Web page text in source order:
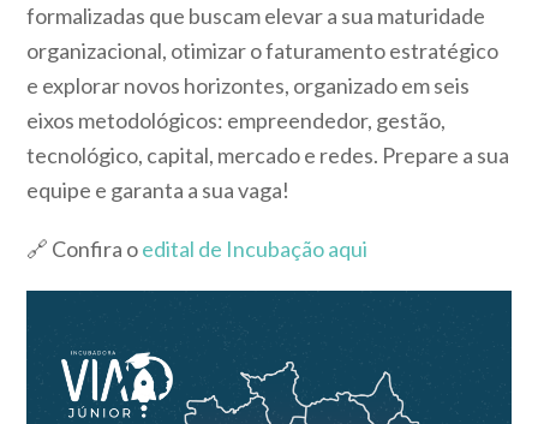
formalizadas que buscam elevar a sua maturidade
organizacional, otimizar o faturamento estratégico
e explorar novos horizontes, organizado em seis
eixos metodológicos: empreendedor, gestão,
tecnológico, capital, mercado e redes. Prepare a sua
equipe e garanta a sua vaga!
🔗 Confira oedital de Incubação aqui